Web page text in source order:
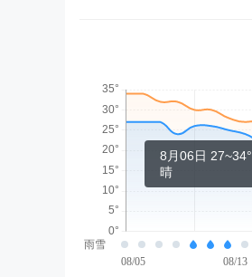
8月06日 27~34°
晴
雨雪
08/05
08/13